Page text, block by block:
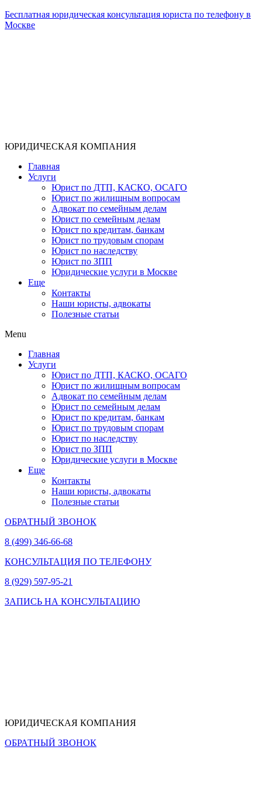
Бесплатная юридическая консультация юриста по телефону в
Москве
ЮРИДИЧЕСКАЯ КОМПАНИЯ
Главная
Услуги
Юрист по ДТП, КАСКО, ОСАГО
Юрист по жилищным вопросам
Адвокат по семейным делам
Юрист по семейным делам
Юрист по кредитам, банкам
Юрист по трудовым спорам
Юрист по наследству
Юрист по ЗПП
Юридические услуги в Москве
Еще
Контакты
Наши юристы, адвокаты
Полезные статьи
Menu
Главная
Услуги
Юрист по ДТП, КАСКО, ОСАГО
Юрист по жилищным вопросам
Адвокат по семейным делам
Юрист по семейным делам
Юрист по кредитам, банкам
Юрист по трудовым спорам
Юрист по наследству
Юрист по ЗПП
Юридические услуги в Москве
Еще
Контакты
Наши юристы, адвокаты
Полезные статьи
ОБРАТНЫЙ ЗВОНОК
8 (499) 346-66-68
КОНСУЛЬТАЦИЯ ПО ТЕЛЕФОНУ
8 (929) 597-95-21
ЗАПИСЬ НА КОНСУЛЬТАЦИЮ
ЮРИДИЧЕСКАЯ КОМПАНИЯ
ОБРАТНЫЙ ЗВОНОК